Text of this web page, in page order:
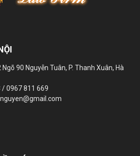
Ngõ 90 Nguyễn Tuân, P. Thanh Xuân, Hà
/ 0967 811 669